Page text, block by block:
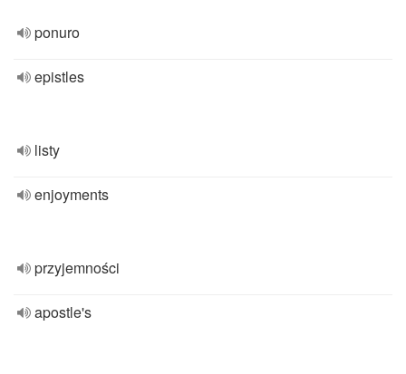
ponuro
epistles
listy
enjoyments
przyjemności
apostle's